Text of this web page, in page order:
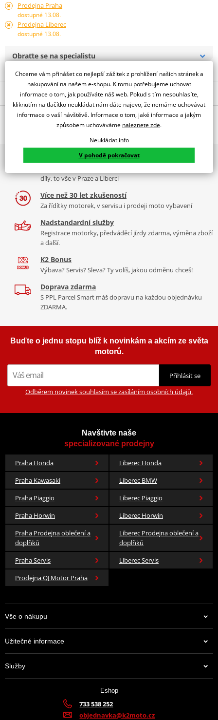
Prodejna Praha
dostupné 13.08.
Prodejna Liberec
dostupné 13.08.
Obraťte se na specialistu
Popis a parametry
Jsme autorizovaný
dealer značky JMP
O výrobci
JMP je německá značka spadající pod firmu JM Products. JMP
vyrábí vysoce kvalitní elektronická zařízení a nástroje pro opravu
jednotky a zapalovací cívky. Dále nabízíme sady šroubků, matic a
různé nářadí na opravu motocyklu
Zobrazit všechny produkty
2x multibrand showroom
díly, to vše v Praze a Liberci
Více než 30 let zkušeností
Za řídítky motorek, v servisu i prodeji moto vybavení
Nadstandardní služby
Registrace motorky, předváděcí jízdy zdarma, výměna zboží
a další.
K2 Bonus
Výbava? Servis? Sleva? Ty volíš, jakou odměnu chceš!
Doprava zdarma
S PPL Parcel Smart máš dopravu na každou objednávku
ZDARMA.
Buďte o jednu stopu blíž k novinkám a akcím ze světa
motorů.
Přihlásit se
Odběrem novinek souhlasím se zasíláním osobních údajů.
Navštivte naše
specializované prodejny
Praha Honda
Liberec Honda
Praha Kawasaki
Liberec BMW
Praha Piaggio
Liberec Piaggio
Praha Horwin
Liberec Horwin
Praha Prodejna oblečení a
doplňků
Liberec Prodejna oblečení a
doplňků
Praha Servis
Liberec Servis
Prodejna QJ Motor Praha
Vše o nákupu
Užitečné informace
Služby
Eshop
733 538 252
objednavka@k2moto.cz
Chceme vám přinášet co nejlepší zážitek z prohlížení našich stránek a
nakupování na našem e-shopu. K tomu potřebujeme uchovat
informace o tom, jak používáte náš web. Pokud s tím nesouhlasíte,
kliknutím na tlačítko neukládat nám dáte najevo, že nemáme uchovávat
informace o vaší návštěvě. Informace o tom, jaké informace a jakým
způsobem uchováváme naleznete zde.
Neukládat info
V pohodě pokračovat